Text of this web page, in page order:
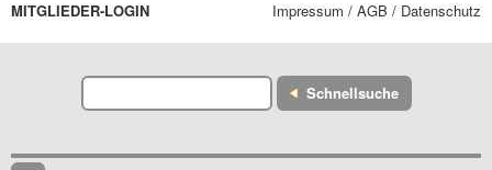
MITGLIEDER-LOGIN Impressum / AGB / Datenschutz
Schnellsuche